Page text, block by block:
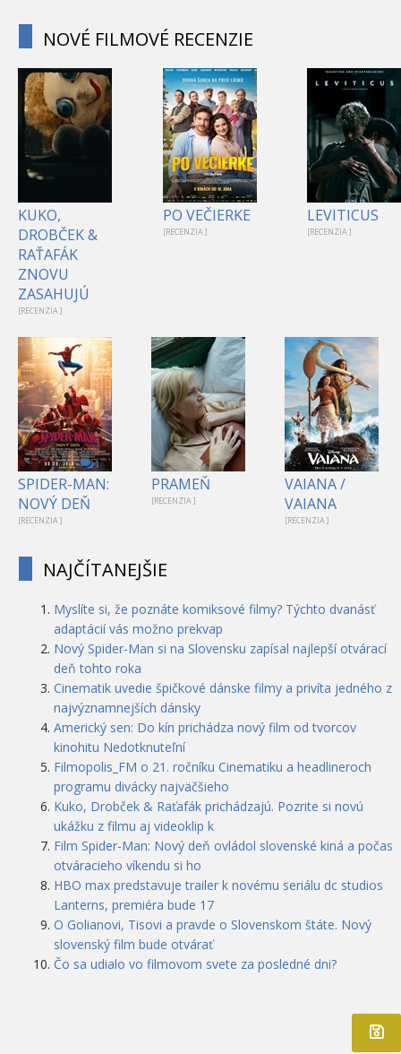
NOVÉ FILMOVÉ RECENZIE
KUKO,
DROBČEK &
RAŤAFÁK
ZNOVU
ZASAHUJÚ
[RECENZIA ]
PO VEČIERKE
[RECENZIA ]
LEVITICUS
[RECENZIA ]
1
SPIDER-MAN:
NOVÝ DEŇ
[RECENZIA ]
PRAMEŇ
[RECENZIA ]
VAIANA /
VAIANA
[RECENZIA ]
NAJČÍTANEJŠIE
Myslíte si, že poznáte komiksové filmy? Týchto dvanásť
adaptácií vás možno prekvap
Nový Spider-Man si na Slovensku zapísal najlepší otvárací
deň tohto roka
Cinematik uvedie špičkové dánske filmy a privíta jedného z
najvýznamnejších dánsky
Americký sen: Do kín prichádza nový film od tvorcov
kinohitu Nedotknuteľní
Filmopolis_FM o 21. ročníku Cinematiku a headlineroch
programu divácky najväčšieho
Kuko, Drobček & Raťafák prichádzajú. Pozrite si novú
ukážku z filmu aj videoklip k
Film Spider-Man: Nový deň ovládol slovenské kiná a počas
otváracieho víkendu si ho
HBO max predstavuje trailer k novému seriálu dc studios
Lanterns, premiéra bude 17
O Golianovi, Tisovi a pravde o Slovenskom štáte. Nový
slovenský film bude otvárať
Čo sa udialo vo filmovom svete za posledné dni?